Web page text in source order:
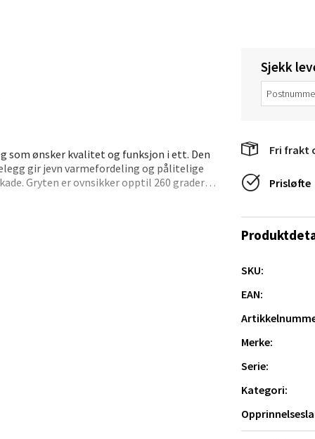
som ønsker kvalitet og funksjon i ett. Den
gir jevn varmefordeling og pålitelige
Gryten er ovnsikker opptil 260 grader
Sjekk
Fri frakt
Prisløfte
SKU:
EAN:
Merke:
Serie:
Kategori:
nr 9, 4042 Stavanger